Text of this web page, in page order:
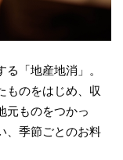
「地産地消」。
ものをはじめ、収
元ものをつかっ
、季節ごとのお料